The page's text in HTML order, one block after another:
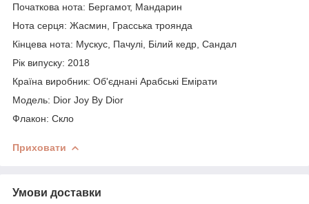
Початкова нота: Бергамот, Мандарин
Нота серця: Жасмин, Грасська троянда
Кінцева нота: Мускус, Пачулі, Білий кедр, Сандал
Рік випуску: 2018
Країна виробник: Об'єднані Арабські Емірати
Модель: Dior Joy By Dior
Флакон: Скло
Приховати
Умови доставки